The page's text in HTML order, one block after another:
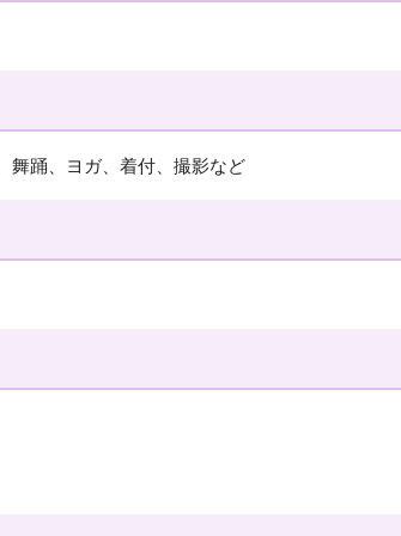
舞踊、ヨガ、着付、撮影など